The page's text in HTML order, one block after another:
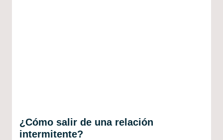
¿Cómo salir de una relación
intermitente?